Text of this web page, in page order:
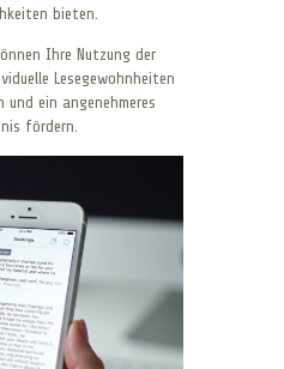
bieten.
Ihre Nutzung der
Lesegewohnheiten
und ein angenehmeres
fördern.